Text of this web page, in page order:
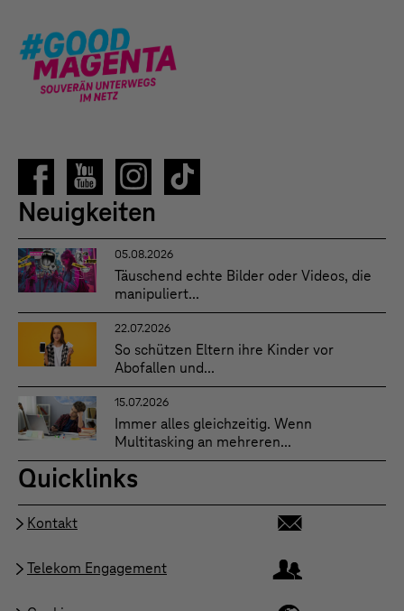
Neuigkeiten
05.08.2026
Täuschend echte Bilder oder Videos, die
manipuliert...
22.07.2026
So schützen Eltern ihre Kinder vor
Abofallen und...
15.07.2026
Immer alles gleichzeitig. Wenn
Multitasking an mehreren...
Quicklinks
Kontakt
Telekom Engagement